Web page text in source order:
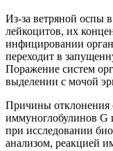
Из-за ветряной оспы
лейкоцитов, их
инфицировании
переходит в
Поражение систем
выделении с мочой
Причины отклонения
иммуноглобулинов G
при исследовании
анализом, реакцией